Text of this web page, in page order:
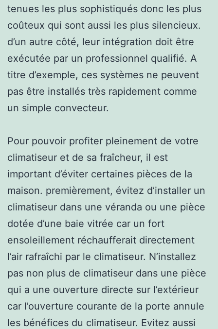
tenues les plus sophistiqués donc les plus
coûteux qui sont aussi les plus silencieux.
d’un autre côté, leur intégration doit être
exécutée par un professionnel qualifié. A
titre d’exemple, ces systèmes ne peuvent
pas être installés très rapidement comme
un simple convecteur.
Pour pouvoir profiter pleinement de votre
climatiseur et de sa fraîcheur, il est
important d’éviter certaines pièces de la
maison. premièrement, évitez d’installer un
climatiseur dans une véranda ou une pièce
dotée d’une baie vitrée car un fort
ensoleillement réchaufferait directement
l’air rafraîchi par le climatiseur. N’installez
pas non plus de climatiseur dans une pièce
qui a une ouverture directe sur l’extérieur
car l’ouverture courante de la porte annule
les bénéfices du climatiseur. Evitez aussi